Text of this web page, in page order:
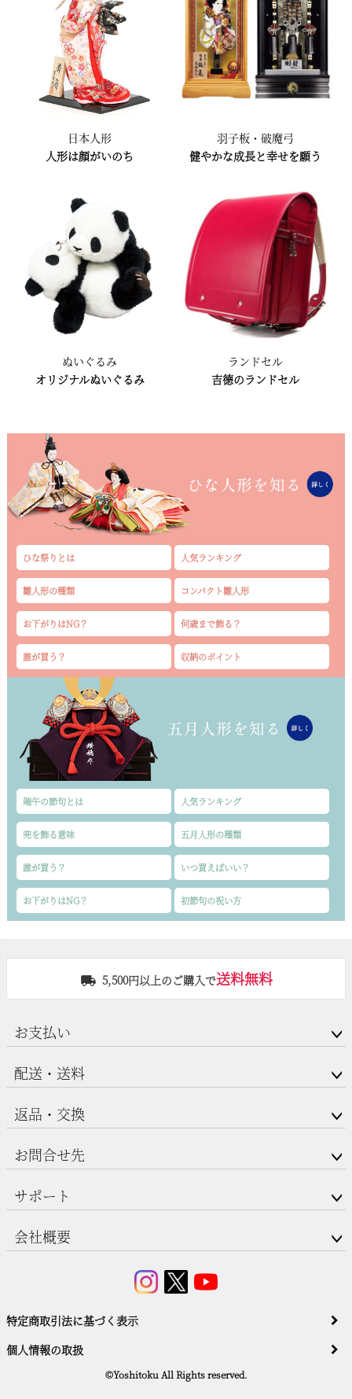
日本人形
人形は顔がいのち
羽子板・破魔弓
健やかな成長と幸せを願う
ぬいぐるみ
オリジナルぬいぐるみ
ランドセル
吉德のランドセル
ひな祭りとは 人気ランキング
雛人形の種類 コンパクト雛人形
お下がりはNG？ 何歳まで飾る？
誰が買う？ 収納のポイント
端午の節句とは 人気ランキング
兜を飾る意味 五月人形の種類
誰が買う？ いつ買えばいい？
お下がりはNG？ 初節句の祝い方
5,500円以上のご購入で送料無料
お支払い
配送・送料
返品・交換
お問合せ先
サポート
会社概要
特定商取引法に基づく表示
個人情報の取扱
©Yoshitoku All Rights reserved.